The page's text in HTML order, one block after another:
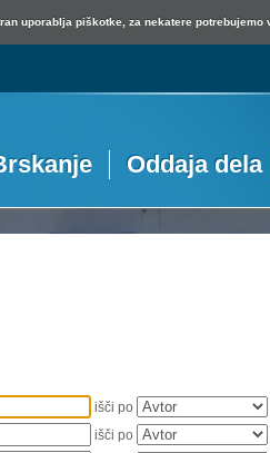
uporablja piškotke, za nekatere potrebujemo
Oddaja dela
išči po
išči po